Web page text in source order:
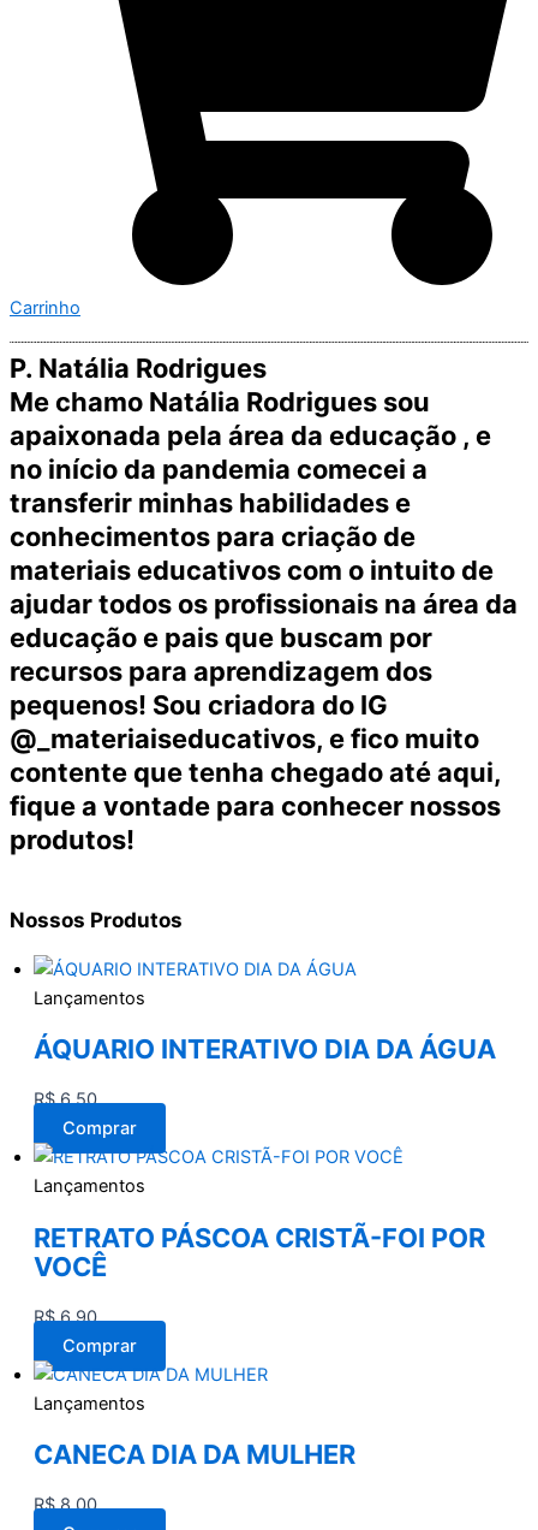
Carrinho
P. Natália Rodrigues
Me chamo Natália Rodrigues sou
apaixonada pela área da educação , e
no início da pandemia comecei a
transferir minhas habilidades e
conhecimentos para criação de
materiais educativos com o intuito de
ajudar todos os profissionais na área da
educação e pais que buscam por
recursos para aprendizagem dos
pequenos! Sou criadora do IG
@_materiaiseducativos, e fico muito
contente que tenha chegado até aqui,
fique a vontade para conhecer nossos
produtos!
Nossos Produtos
Lançamentos
ÁQUARIO INTERATIVO DIA DA ÁGUA
R$6,50
Comprar
Lançamentos
RETRATO PÁSCOA CRISTÃ-FOI POR
VOCÊ
R$6,90
Comprar
Lançamentos
CANECA DIA DA MULHER
R$8,00